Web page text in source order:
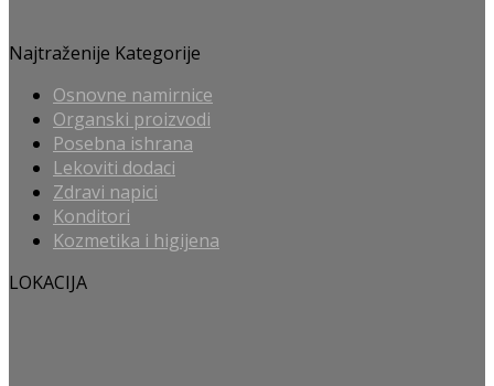
Najtraženije Kategorije
Osnovne namirnice
Organski proizvodi
Posebna ishrana
Lekoviti dodaci
Zdravi napici
Konditori
Kozmetika i higijena
LOKACIJA